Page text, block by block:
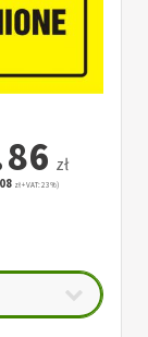
zł
zł + VAT: 23%)